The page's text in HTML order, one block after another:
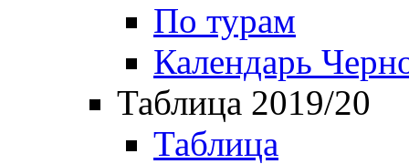
По турам
Календарь
Таблица 2019/20
Таблица